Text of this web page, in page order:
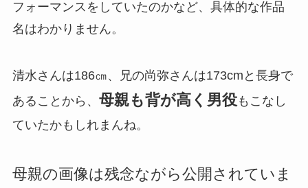
フォーマンスをしていたのかなど、具体的な作品
名はわかりません。
清水さんは186㎝、兄の尚弥さんは173cmと長身で
あることから、 母親も背が高く男役もこなし
ていたかもしれまんね。
母親の画像は残念ながら公開されていま